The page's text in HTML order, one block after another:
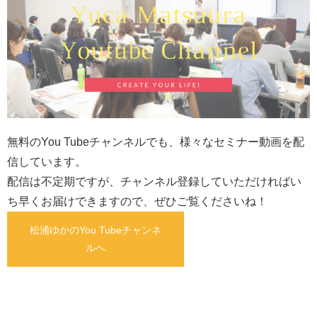
無料のYou Tubeチャンネルでも、様々なセミナー動画を配
信しています。
配信は不定期ですが、チャンネル登録していただければい
ち早くお届けできますので、ぜひご覧くださいね！
松浦ゆかのYou Tubeチャンネ
ルへ